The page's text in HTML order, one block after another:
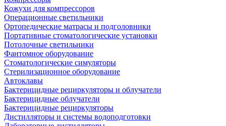
Кожухи для компрессоров
Операционные светильники
Ортопедические матрасы и подголовники
Портативные стоматологические установки
Потолочные светильники
Фантомное оборудование
Стоматологические симуляторы
Стерилизационное оборудование
Автоклавы
Бактерицидные рециркуляторы и облучатели
Бактерицидные облучатели
Бактерицидные рециркуляторы
Дистилляторы и системы водоподготовки